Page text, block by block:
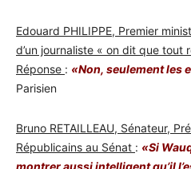
Edouard PHILIPPE, Premier
d’un journaliste « on dit que tout
Réponse : «Non, seulement les
Parisien
Bruno RETAILLEAU, Sénateur,
Républicains au Sénat : «Si
montrer aussi intelligent qu’il